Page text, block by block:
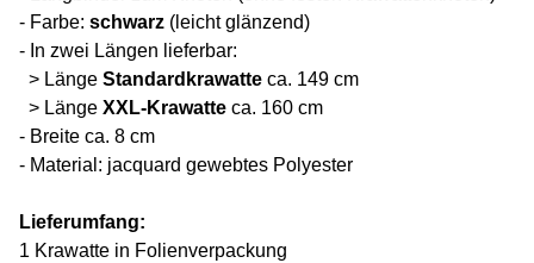
- Farbe: schwarz (leicht glänzend)
- In zwei Längen lieferbar:
> Länge Standardkrawatte ca. 149 cm
> Länge XXL-Krawatte ca. 160 cm
- Breite ca. 8 cm
- Material: jacquard gewebtes Polyester
Lieferumfang:
1 Krawatte in Folienverpackung